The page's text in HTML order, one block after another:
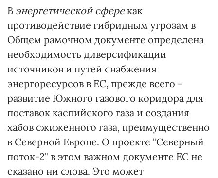
В энергетической сферекак
противодействие гибридным угрозам в
Общем рамочном документе определена
необходимость диверсификации
источников и путей снабжения
энергоресурсов в ЕС, прежде всего -
развитие Южного газового коридора для
поставок каспийского газа и создания
хабов сжиженного газа, преимущественно
в Северной Европе. О проекте "Северный
поток-2" в этом важном документе ЕС не
сказано ни слова. Это может